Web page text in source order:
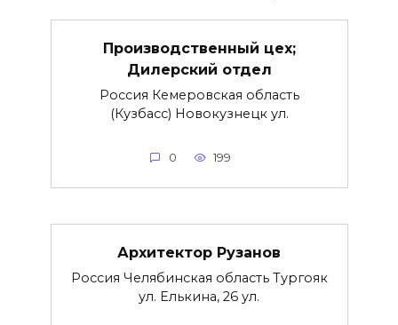
Производственный цех;
Дилерский отдел
Россия Кемеровская область
(Кузбасс) Новокузнецк ул.
0 199
Архитектор Рузанов
Россия Челябинская область Тургояк
ул. Елькина, 26 ул.